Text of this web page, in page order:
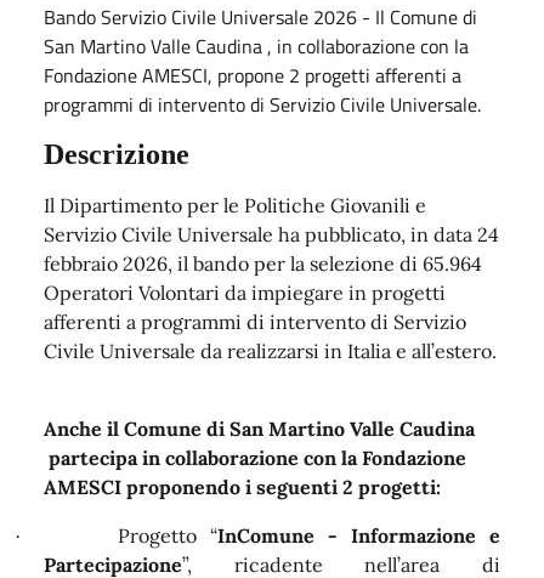
Bando Servizio Civile Universale 2026 - Il Comune di
San Martino Valle Caudina , in collaborazione con la
Fondazione AMESCI, propone 2 progetti afferenti a
programmi di intervento di Servizio Civile Universale.
Descrizione
Il Dipartimento per le Politiche Giovanili e
Servizio Civile Universale ha pubblicato, in data 24
febbraio 2026, il bando per la selezione di 65.964
Operatori Volontari da impiegare in progetti
afferenti a programmi di intervento di Servizio
Civile Universale da realizzarsi in Italia e all’estero.
Anche il Comune di San Martino Valle Caudina
partecipa in collaborazione con la Fondazione
AMESCI proponendo i seguenti 2 progetti:
· Progetto “InComune - Informazione e
Partecipazione”, ricadente nell’area di